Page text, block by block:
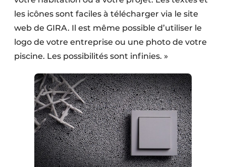
les icônes sont faciles à télécharger via le site
web de GIRA. Il est même possible d’utiliser le
logo de votre entreprise ou une photo de votre
piscine. Les possibilités sont infinies. »